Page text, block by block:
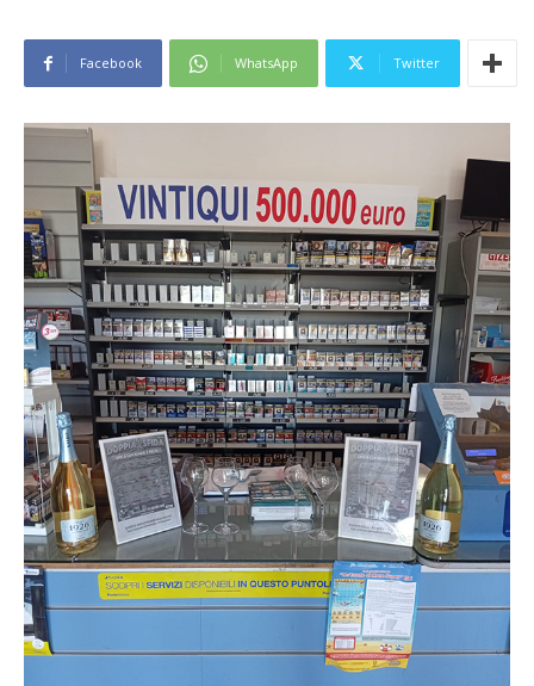
Facebook WhatsApp Twitter